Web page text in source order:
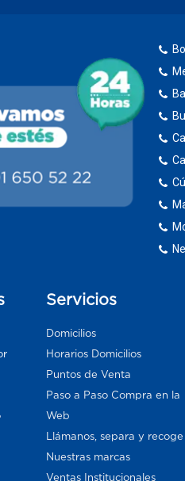
Servicios
Domicilios
Horarios Domicilios
Puntos de Venta
Paso a Paso Compra en la
Web
Llámanos, separa y recoge
Nuestras marcas
Ventas Institucionales